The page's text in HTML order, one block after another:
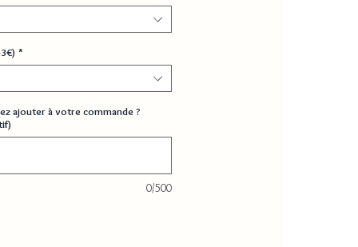
*
ajouter à votre commande ?
0/500